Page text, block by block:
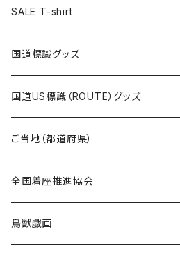
ランチバッグ
エコバッグ
クリアファイル
ステッカー
ホテルキーホルダー
モーテルキーホルダー
トートバッグ
マスク
エコバッグ
千葉ロッテマリーンズコラボ
ステッカー
モーテルキーホルダー
ホテルキーホルダー
トートバッグ
ステッカー
ホテルキーホルダー
キャップ
ステッカー
Tシャツ
ステッカー
ホテルキーホルダー
SALE T-shirt
国道標識グッズ
ステッカー
国道0～99号線
国道100～199号線
Tシャツ
キャップ
国道US標識（ROUTE）グッズ
ステッカー
ROUTE 0～99号線
ROUTE100～199号線
Tシャツ
ROUTE 0～99号線
キャップ
ご当地（都道府県）
北海道
青森県
全国着座推進協会
ステッカー
鳥獣戯画